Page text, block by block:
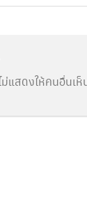
แสดงให้คนอื่นเห็